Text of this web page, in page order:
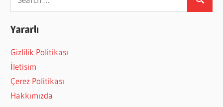
Search
Yararlı
Gizlilik Politikası
İletisim
Çerez Politikası
Hakkımızda